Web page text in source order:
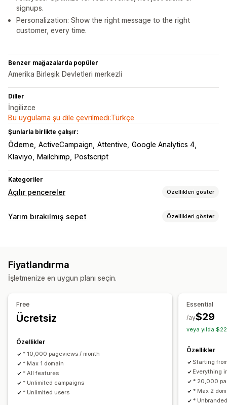
signups.
Personalization: Show the right message to the right
customer, every time.
Benzer mağazalarda popüler
Amerika Birleşik Devletleri merkezli
Diller
İngilizce
Bu uygulama şu dile çevrilmedi:Türkçe
Şunlarla birlikte çalışır:
Ödeme ActiveCampaign Attentive Google Analytics 4
Klaviyo
Mailchimp Postscript
Kategoriler
Açılır pencereler Özellikleri göster
Açılır pencere türleri
Geri sayım saatleri
Duyurular Oyunlar Anketler
Kısa testler
Açılır pencereleri yönetme
Özel kod
Özel yazı tipleri
E-posta kaydı listesi SMS kaydı listesi
Kampanyalar
Tetikleyiciler ve kurallar
Hedefleme
Coğrafi konum Segmentasyon
Raporlama
Analizler
A/B testi API'ler ve web kancaları
Yarım bırakılmış sepet Özellikleri göster
Kabul etme açılır pencereleri
Sınırlı süreli teklifler
Oyunlar ve yarışmalar
Görüntüleme seçenekleri
Özel indirim kodları
Özelleştirilebilir widget’lar
Hedefleme kuralları
Fiyatlandırma
İşletmenize en uygun planı seçin.
Free
Ücretsiz
Özellikler
* 10,000 pageviews / month
* Max 1 domain
* All features
* Unlimited campaigns
* Unlimited users
Essential
$29
/ay
veya yılda
Özellikler
Starting
Everything
* 20,000
* Max 2
*